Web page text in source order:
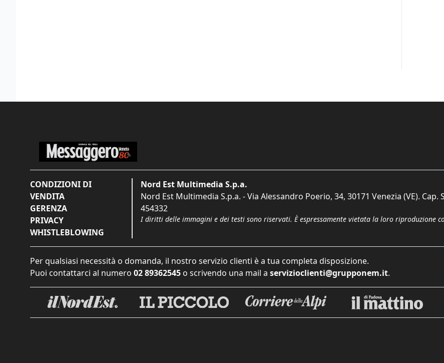
CONDIZIONI DI
VENDITA
GERENZA
PRIVACY
WHISTLEBLOWING
Nord Est Multimedia S.p.a.
Nord Est Multimedia S.p.a. - Via Alessandro Poerio, 34, 30171 Venezia (VE). Cap.
454332
I diritti delle immagini e dei testi sono riservati. È espressamente vietata la loro riproduzione
Per qualsiasi necessità o domanda, il nostro servizio clienti è a tua completa disposizione.
Puoi contattarci al numero 02 89362545 o scrivendo una mail a servizioclienti@grupponem.it.